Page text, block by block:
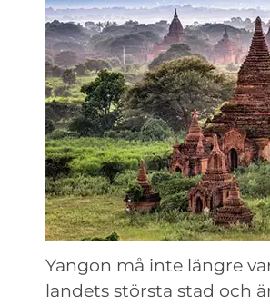
Yangon må inte längre
landets största stad och